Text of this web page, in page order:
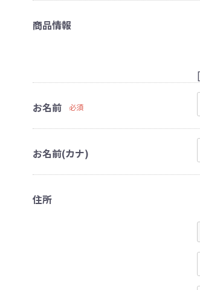
商品情報
お名前 必須
お名前(カナ)
住所